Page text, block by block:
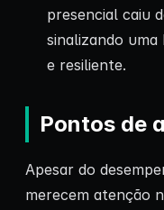
presencial caiu
sinalizando uma
e resiliente.
Pontos de
Apesar do
merecem atenção